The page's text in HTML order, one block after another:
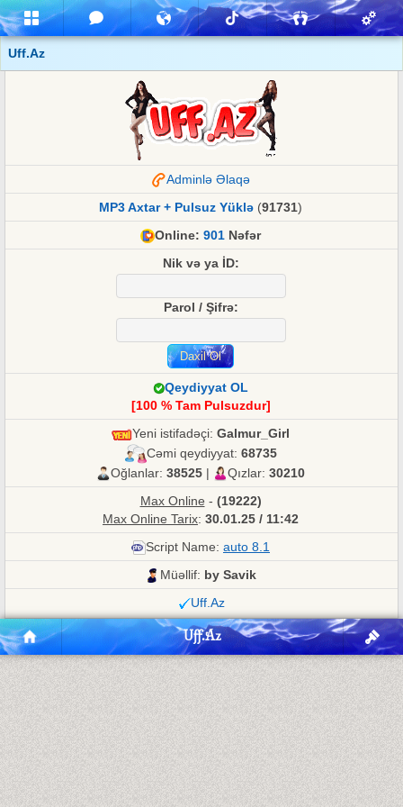
Uff.Az
Adminlə Əlaqə
MP3 Axtar + Pulsuz Yüklə (91731)
Online: 901 Nəfər
Nik və ya İD:
Parol / Şifrə:
Qeydiyyat OL
[100 % Tam Pulsuzdur]
Yeni istifadəçi: Galmur_Girl
Cəmi qeydiyyat: 68735
Oğlanlar: 38525 Qızlar: 30210
Max Online - (19222)
Max Online Tarix: 30.01.25 / 11:42
Script Name: auto 8.1
Müəllif: by Savik
Uff.Az
Uff.Az